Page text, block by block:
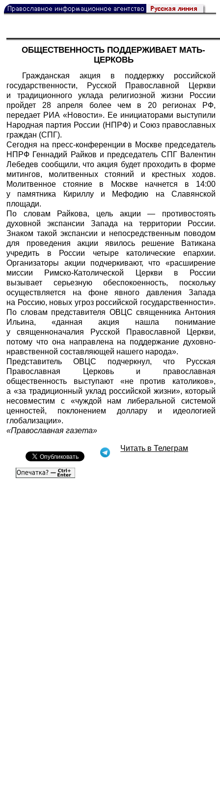
ОБЩЕСТВЕННОСТЬ ПОДДЕРЖИВАЕТ МАТЬ-
ЦЕРКОВЬ
Гражданская акция в поддержку российской
государственности, Русской Православной Церкви
и традиционного уклада религиозной жизни России
пройдет 28 апреля более чем в 20 регионах РФ,
передает РИА «Новости». Ее инициаторами выступили
Народная партия России (НПРФ) и Союз православных
граждан (СПГ).
Сегодня на пресс-конференции в Москве председатель
НПРФ Геннадий Райков и председатель СПГ Валентин
Лебедев сообщили, что акция будет проходить в форме
митингов, молитвенных стояний и крестных ходов.
Молитвенное стояние в Москве начнется в 14:00
у памятника Кириллу и Мефодию на Славянской
площади.
По словам Райкова, цель акции — противостоять
духовной экспансии Запада на территории России.
Знаком такой экспансии и непосредственным поводом
для проведения акции явилось решение Ватикана
учредить в России четыре католические епархии.
Организаторы акции подчеркивают, что «расширение
миссии Римско-Католической Церкви в России
вызывает серьезную обеспокоенность, поскольку
осуществляется на фоне явного давления Запада
на Россию, новых угроз российской государственности».
По словам представителя ОВЦС священника Антония
Ильина, «данная акция нашла понимание
у священноначалия Русской Православной Церкви,
потому что она направлена на поддержание духовно-
нравственной составляющей нашего народа».
Представитель ОВЦС подчеркнул, что Русская
Православная Церковь и православная
общественность выступают «не против католиков»,
а «за традиционный уклад российской жизни», который
несовместим с «чуждой нам либеральной системой
ценностей, поклонением доллару и идеологией
глобализации».
«Православная газета»
Читать в Телеграм